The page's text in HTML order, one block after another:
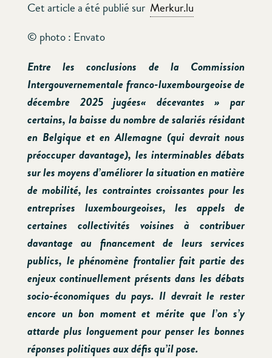
Cet article a été publié sur Merkur.lu
© photo : Envato
Entre les conclusions de la Commission
Intergouvernementale franco-luxembourgeoise de
décembre 2025 jugées« décevantes » par
certains, la baisse du nombre de salariés résidant
en Belgique et en Allemagne (qui devrait nous
préoccuper davantage), les interminables débats
sur les moyens d’améliorer la situation en matière
de mobilité, les contraintes croissantes pour les
entreprises luxembourgeoises, les appels de
certaines collectivités voisines à contribuer
davantage au financement de leurs services
publics, le phénomène frontalier fait partie des
enjeux continuellement présents dans les débats
socio-économiques du pays. Il devrait le rester
encore un bon moment et mérite que l’on s’y
attarde plus longuement pour penser les bonnes
réponses politiques aux défis qu’il pose.